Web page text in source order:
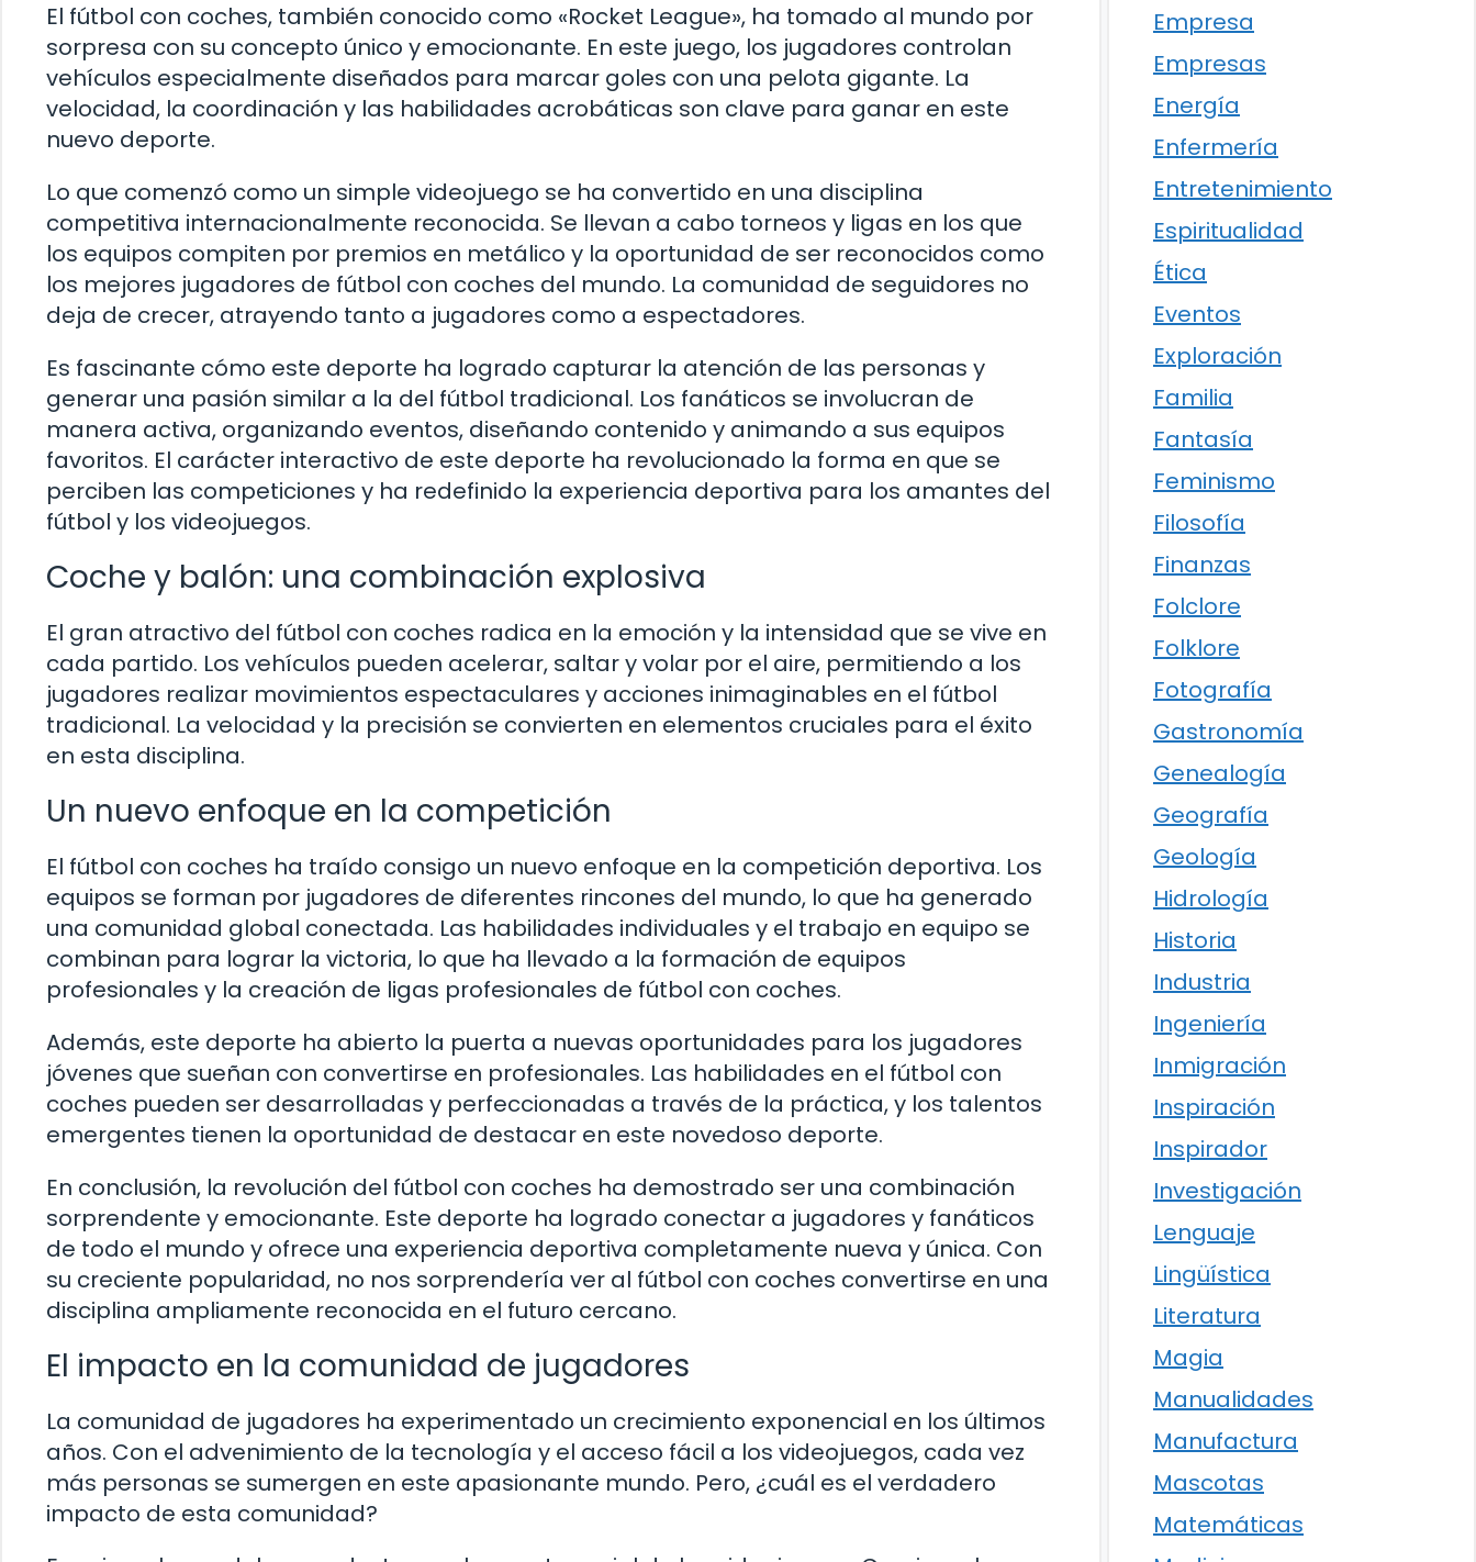
El fútbol con coches, también conocido como «Rocket League», ha tomado al mundo por
sorpresa con su concepto único y emocionante. En este juego, los jugadores controlan
vehículos especialmente diseñados para marcar goles con una pelota gigante. La
velocidad, la coordinación y las habilidades acrobáticas son clave para ganar en este
nuevo deporte.
Lo que comenzó como un simple videojuego se ha convertido en una disciplina
competitiva internacionalmente reconocida. Se llevan a cabo torneos y ligas en los que
los equipos compiten por premios en metálico y la oportunidad de ser reconocidos como
los mejores jugadores de fútbol con coches del mundo. La comunidad de seguidores no
deja de crecer, atrayendo tanto a jugadores como a espectadores.
Es fascinante cómo este deporte ha logrado capturar la atención de las personas y
generar una pasión similar a la del fútbol tradicional. Los fanáticos se involucran de
manera activa, organizando eventos, diseñando contenido y animando a sus equipos
favoritos. El carácter interactivo de este deporte ha revolucionado la forma en que se
perciben las competiciones y ha redefinido la experiencia deportiva para los amantes del
fútbol y los videojuegos.
Coche y balón: una combinación explosiva
El gran atractivo del fútbol con coches radica en la emoción y la intensidad que se vive en
cada partido. Los vehículos pueden acelerar, saltar y volar por el aire, permitiendo a los
jugadores realizar movimientos espectaculares y acciones inimaginables en el fútbol
tradicional. La velocidad y la precisión se convierten en elementos cruciales para el éxito
en esta disciplina.
Un nuevo enfoque en la competición
El fútbol con coches ha traído consigo un nuevo enfoque en la competición deportiva. Los
equipos se forman por jugadores de diferentes rincones del mundo, lo que ha generado
una comunidad global conectada. Las habilidades individuales y el trabajo en equipo se
combinan para lograr la victoria, lo que ha llevado a la formación de equipos
profesionales y la creación de ligas profesionales de fútbol con coches.
Además, este deporte ha abierto la puerta a nuevas oportunidades para los jugadores
jóvenes que sueñan con convertirse en profesionales. Las habilidades en el fútbol con
coches pueden ser desarrolladas y perfeccionadas a través de la práctica, y los talentos
emergentes tienen la oportunidad de destacar en este novedoso deporte.
En conclusión, la revolución del fútbol con coches ha demostrado ser una combinación
sorprendente y emocionante. Este deporte ha logrado conectar a jugadores y fanáticos
de todo el mundo y ofrece una experiencia deportiva completamente nueva y única. Con
su creciente popularidad, no nos sorprendería ver al fútbol con coches convertirse en una
disciplina ampliamente reconocida en el futuro cercano.
El impacto en la comunidad de jugadores
La comunidad de jugadores ha experimentado un crecimiento exponencial en los últimos
años. Con el advenimiento de la tecnología y el acceso fácil a los videojuegos, cada vez
más personas se sumergen en este apasionante mundo. Pero, ¿cuál es el verdadero
impacto de esta comunidad?
Empresa
Empresas
Energía
Enfermería
Entretenimiento
Espiritualidad
Ética
Eventos
Exploración
Familia
Fantasía
Feminismo
Filosofía
Finanzas
Folclore
Folklore
Fotografía
Gastronomía
Genealogía
Geografía
Geología
Hidrología
Historia
Industria
Ingeniería
Inmigración
Inspiración
Inspirador
Investigación
Lenguaje
Lingüística
Literatura
Magia
Manualidades
Manufactura
Mascotas
Matemáticas